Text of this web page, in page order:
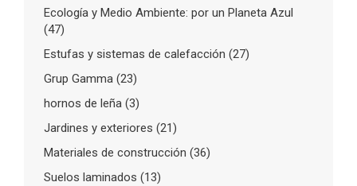
Ecología y Medio Ambiente: por un Planeta Azul
(47)
Estufas y sistemas de calefacción (27)
Grup Gamma (23)
hornos de leña (3)
Jardines y exteriores (21)
Materiales de construcción (36)
Suelos laminados (13)